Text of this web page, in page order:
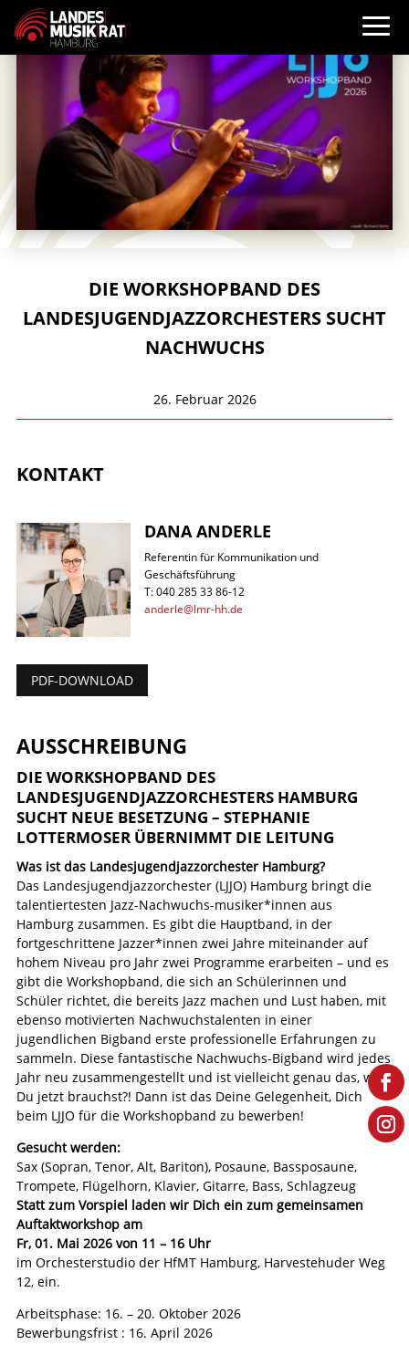
DIE WORKSHOPBAND DES
LANDESJUGENDJAZZORCHESTERS SUCHT
NACHWUCHS
26. Februar 2026
KONTAKT
DANA ANDERLE
Referentin für Kommunikation und
Geschäftsführung
T: 040 285 33 86-12
anderle@lmr-hh.de
PDF-DOWNLOAD
AUSSCHREIBUNG
DIE WORKSHOPBAND DES
LANDESJUGENDJAZZORCHESTERS HAMBURG
SUCHT NEUE BESETZUNG – STEPHANIE
LOTTERMOSER ÜBERNIMMT DIE LEITUNG
Was ist das Landesjugendjazzorchester Hamburg?
Das Landesjugendjazzorchester (LJJO) Hamburg bringt die
talentiertesten Jazz-Nachwuchs-musiker*innen aus
Hamburg zusammen. Es gibt die Hauptband, in der
fortgeschrittene Jazzer*innen zwei Jahre miteinander auf
hohem Niveau pro Jahr zwei Programme erarbeiten – und es
gibt die Workshopband, die sich an Schülerinnen und
Schüler richtet, die bereits Jazz machen und Lust haben, mit
ebenso motivierten Nachwuchstalenten in einer
jugendlichen Bigband erste professionelle Erfahrungen zu
sammeln. Diese fantastische Nachwuchs-Bigband wird jedes
Jahr neu zusammengestellt und ist vielleicht genau das, was
Du jetzt brauchst?! Dann ist das Deine Gelegenheit, Dich
beim LJJO für die Workshopband zu bewerben!
Gesucht werden:
Sax (Sopran, Tenor, Alt, Bariton), Posaune, Bassposaune,
Trompete, Flügelhorn, Klavier, Gitarre, Bass, Schlagzeug
Statt zum Vorspiel laden wir Dich ein zum gemeinsamen
Auftaktworkshop am
Fr, 01. Mai 2026 von 11 – 16 Uhr
im Orchesterstudio der HfMT Hamburg, Harvestehuder Weg
12, ein.
Arbeitsphase: 16. – 20. Oktober 2026
Bewerbungsfrist : 16. April 2026